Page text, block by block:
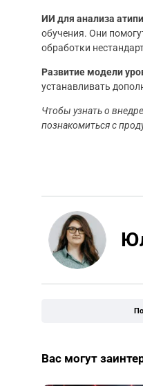
ИИ для анализа
обучения. Они
обработки
Развитие модели
устанавливать
Чтобы узнать о
познакомиться с
Вас могут